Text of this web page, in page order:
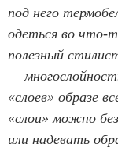
под него
одеться во что-
полезный
—
«слоев» образе
«слои» можно
или надевать